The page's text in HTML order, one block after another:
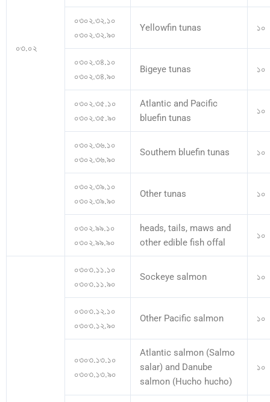
০৩.০২
০৩০২.৩২.১০
০৩০২.৩২.৯০
Yellowfin tunas ১০
০৩০২.৩৪.১০
০৩০২.৩৪.৯০
Bigeye tunas ১০
০৩০২.৩৫.১০
০৩০২.৩৫.৯০
Atlantic and Pacific
bluefin tunas
১০
০৩০২.৩৬.১০
০৩০২.৩৬.৯০
Southem bluefin tunas ১০
০৩০২.৩৯.১০
০৩০২.৩৯.৯০
Other tunas ১০
০৩০২.৯৯.১০
০৩০২.৯৯.৯০
heads, tails, maws and
other edible fish offal
১০
০৩০৩.১১.১০
০৩০৩.১১.৯০
Sockeye salmon ১০
০৩০৩.১২.১০
০৩০৩.১২.৯০
Other Pacific salmon ১০
০৩০৩.১৩.১০
০৩০৩.১৩.৯০
Atlantic salmon (Salmo
salar) and Danube
salmon (Hucho hucho)
১০